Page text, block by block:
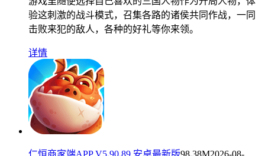
验这刺激的战斗模式，召集各路的诸侯共同作战，一同
击败来犯的敌人，各种的好礼等你来领。
详情
仁恒商家端APP V5.90.89 安卓最新版98.38M2026-08-